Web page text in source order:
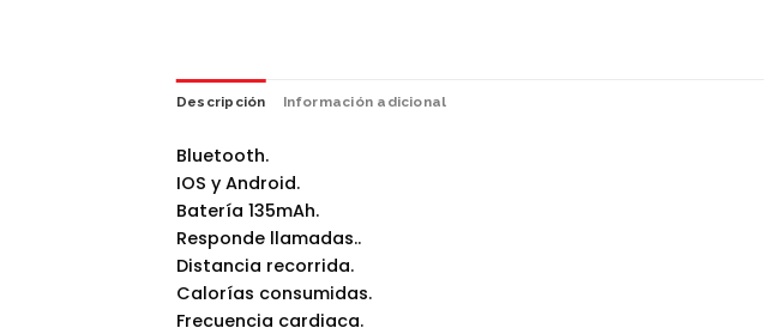
Descripción Información adicional
Bluetooth.
IOS y Android.
Batería 135mAh.
Responde llamadas..
Distancia recorrida.
Calorías consumidas.
Frecuencia cardiaca.